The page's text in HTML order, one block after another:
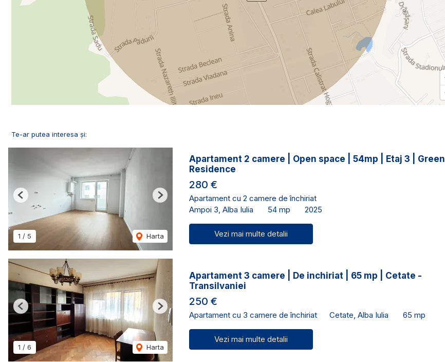
Te-ar putea interesa și:
1 / 5 Harta
Previous Next
Apartament 2 camere | Open space | 54mp | Etaj 3 | Green
Residence
280 €
Apartament cu 2 camere de închiriat
Ampoi 3, Alba Iulia
54 mp 2025
Vezi mai multe detalii
1 / 6 Harta
Previous Next
Apartament 3 camere | De inchiriat | 65 mp | Cetate -
Transilvaniei
250 €
Apartament cu 3 camere de închiriat Cetate, Alba Iulia 65 mp
Vezi mai multe detalii